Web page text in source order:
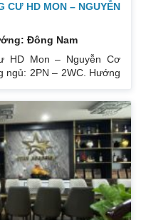
CƯ HD MON – NGUYỄN
Đông Nam
HD Mon – Nguyễn Cơ
ngủ: 2PN – 2WC. Hướng
ngủ: 2PN 2WC. Hướng
full đồ đẹp, Có sổ. Giá:
ngủ: 2PN 2WC. Hướng
full đồ. Có sổ. Giá: 4